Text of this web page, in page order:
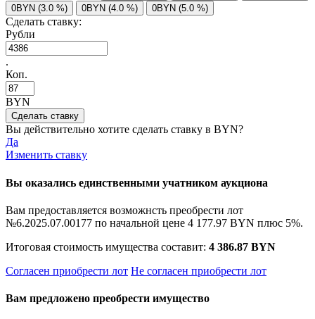
0BYN (3.0 %)
0BYN (4.0 %) 0BYN (5.0 %)
Сделать ставку:
Рубли
.
Коп.
BYN
Вы действительно хотите сделать ставку в BYN?
Да
Изменить ставку
Вы оказались единственными учатником аукциона
Вам предоставляется возможнсть преобрести лот
№6.2025.07.00177 по начальной цене 4 177.97 BYN плюс 5%.
Итоговая стоимость имущества составит: 4 386.87 BYN
Согласен приобрести лот Не согласен приобрести лот
Вам предложено преобрести имущество